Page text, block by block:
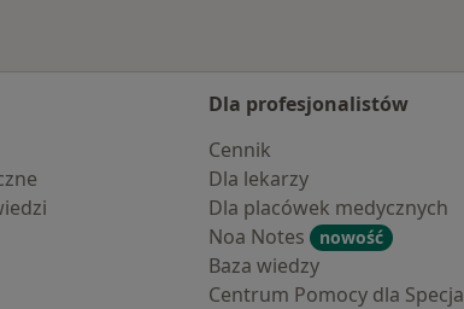
Dla profesjonalistów
Cennik
Dla lekarzy
Dla placówek medycznych
Noa Notes
nowość
Baza wiedzy
Centrum Pomocy dla